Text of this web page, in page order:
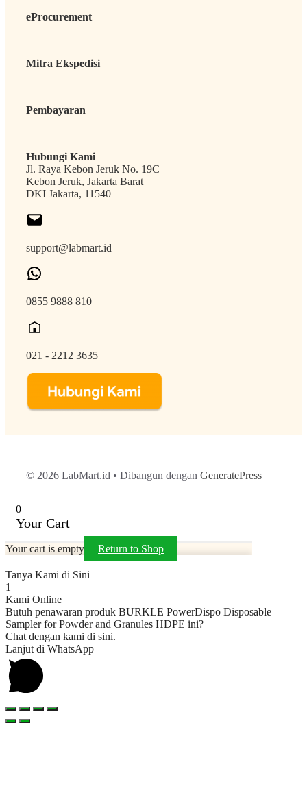
eProcurement
Mitra Ekspedisi
Pembayaran
Hubungi Kami
Jl. Raya Kebon Jeruk No. 19C
Kebon Jeruk, Jakarta Barat
DKI Jakarta, 11540
support@labmart.id
0855 9888 810
021 - 2212 3635
© 2026 LabMart.id • Dibangun dengan GeneratePress
0
Your Cart
Your cart is empty Return to Shop
Tanya Kami di Sini
1
Kami Online
Butuh penawaran produk BURKLE PowerDispo Disposable
Sampler for Powder and Granules HDPE ini?
Chat dengan kami di sini.
Lanjut di WhatsApp